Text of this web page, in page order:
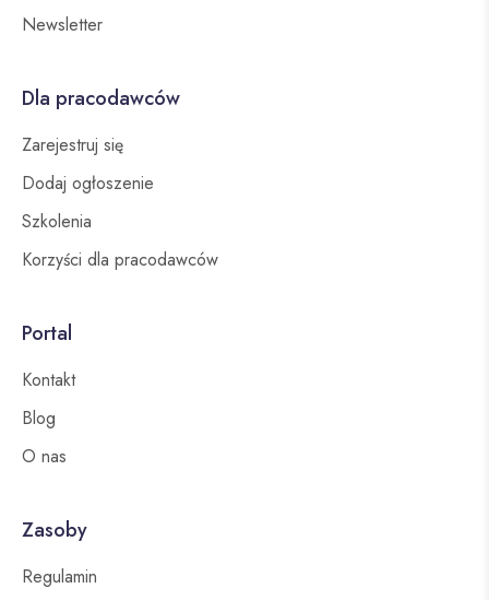
Newsletter
Dla pracodawców
Zarejestruj się
Dodaj ogłoszenie
Szkolenia
Korzyści dla pracodawców
Portal
Kontakt
Blog
O nas
Zasoby
Regulamin